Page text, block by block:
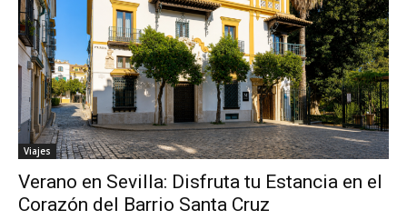
Viajes
Verano en Sevilla: Disfruta tu Estancia en el
Corazón del Barrio Santa Cruz